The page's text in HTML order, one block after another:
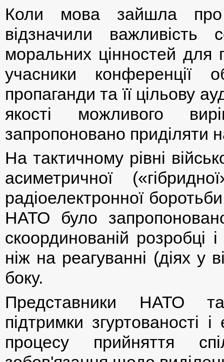
Коли мова зайшла про
відзначили важливість
моральних цінностей для
учасники конференції
пропаганди та її цільову
якості можливого
запропоновано приділяти
На тактичному рівні
асиметричної
радіоелектронної
НАТО було
скоординованій розробці
ніж на реагуванні (діях у
боку.
Представники НАТО
підтримки згуртованості
процесу прийняття